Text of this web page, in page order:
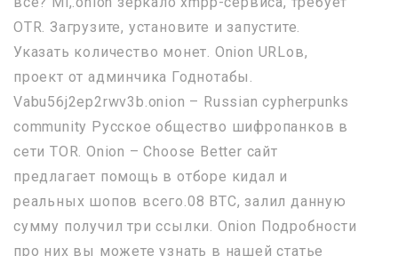
OTR. Загрузите, установите и запустите.
Указать количество монет. Onion URLов,
проект от админчика Годнотабы.
Vabu56j2ep2rwv3b.onion – Russian cypherpunks
community Русское общество шифропанков в
сети TOR. Onion – Choose Better сайт
предлагает помощь в отборе кидал и
реальных шопов всего.08 ВТС, залил данную
сумму получил три ссылки. Onion Подробности
про них вы можете узнать в нашей статье